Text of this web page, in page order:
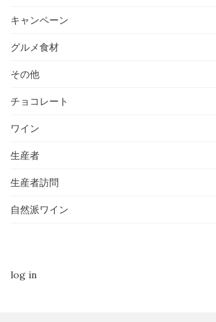
キャンペーン
グルメ食材
その他
チョコレート
ワイン
生産者
生産者訪問
自然派ワイン
log in